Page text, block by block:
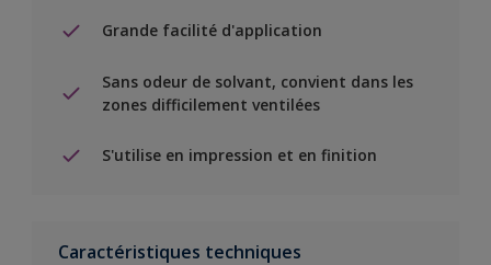
Grande facilité d'application
Sans odeur de solvant, convient dans les
zones difficilement ventilées
S'utilise en impression et en finition
Caractéristiques techniques